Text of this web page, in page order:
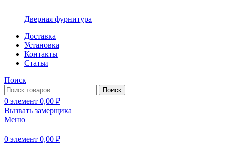
Дверная фурнитура
Доставка
Установка
Контакты
Статьи
Поиск
Поиск
0 элемент 0,00 ₽
Вызвать замерщика
Меню
0 элемент 0,00 ₽